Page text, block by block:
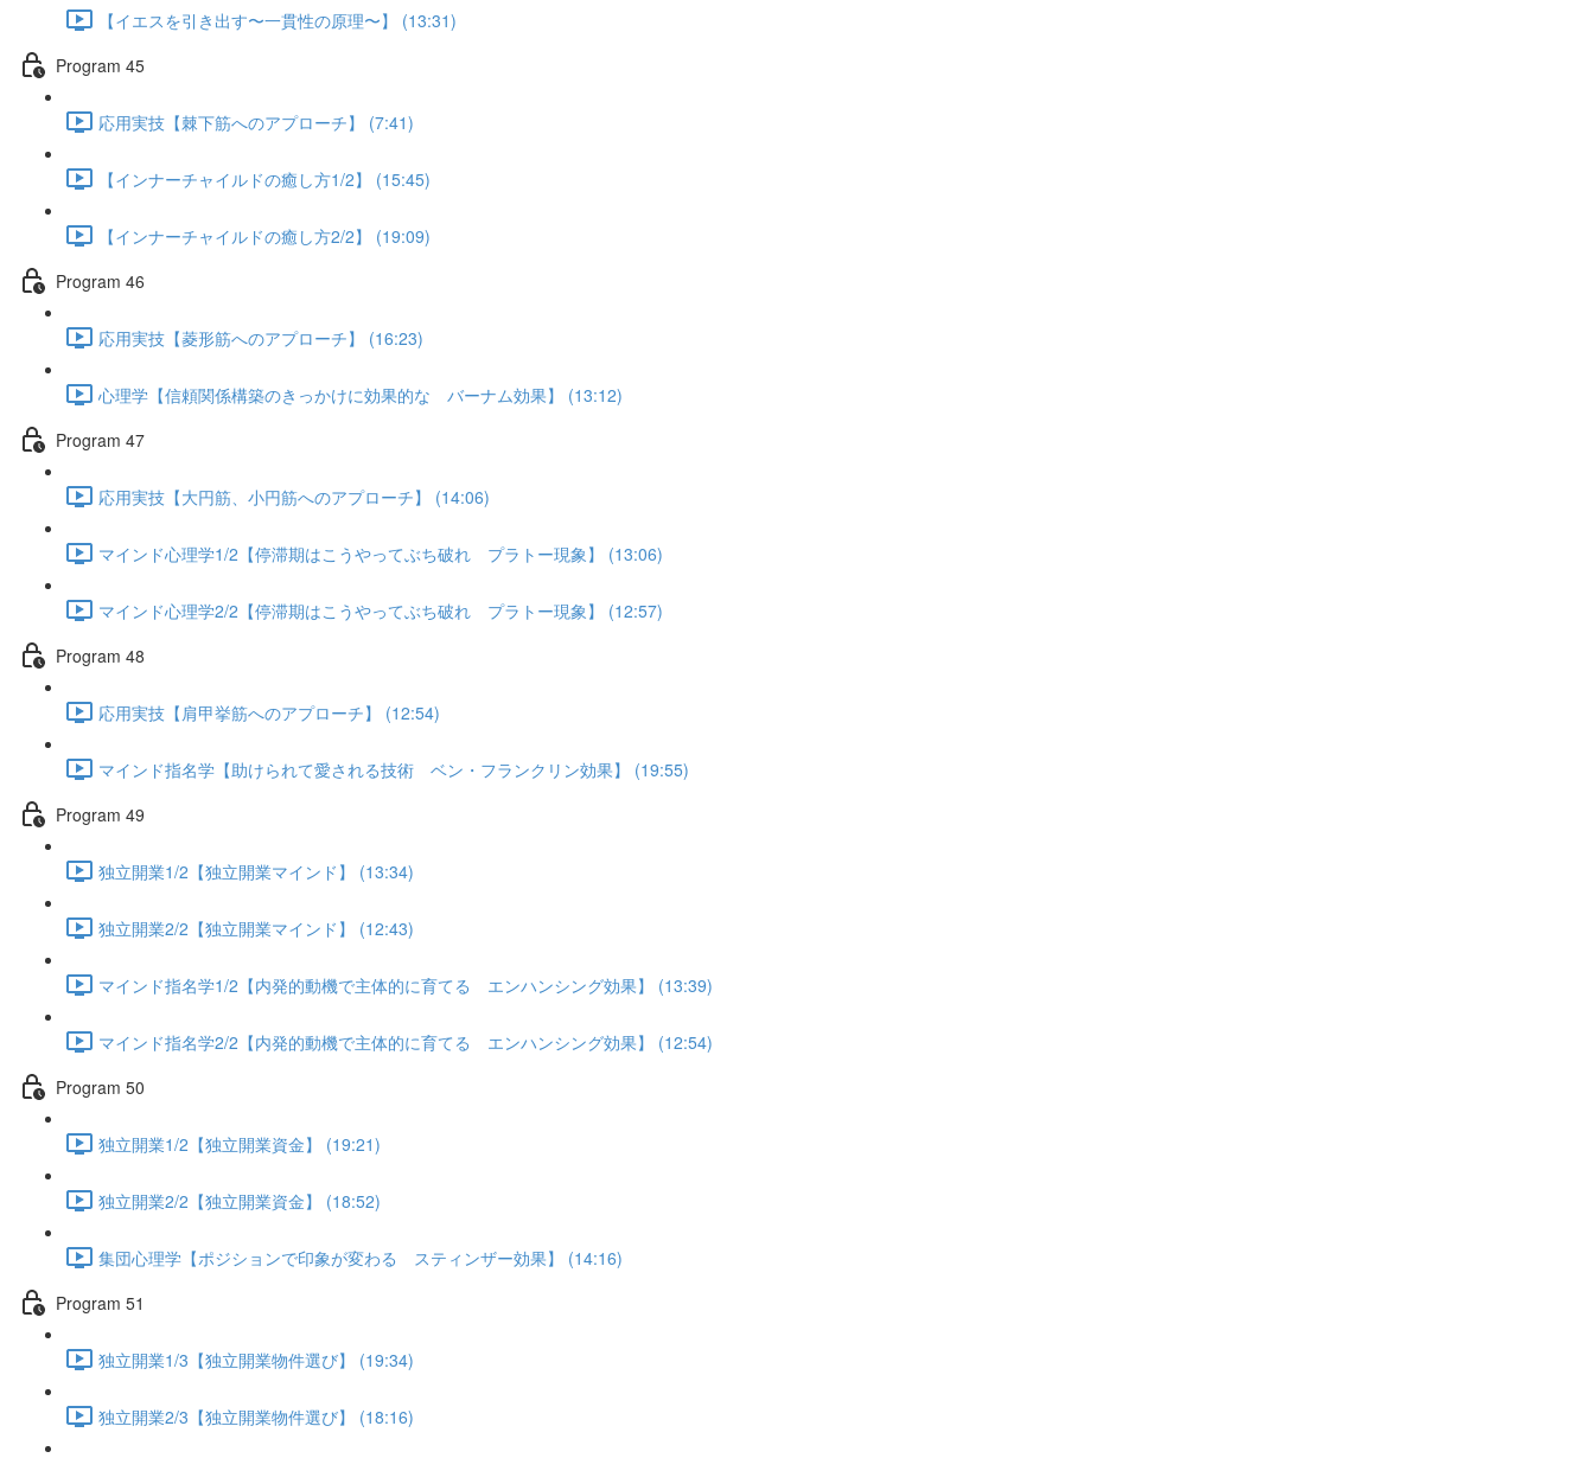
【イエスを引き出す〜一貫性の原理〜】 (13:31)
Program 45
応用実技【棘下筋へのアプローチ】 (7:41)
【インナーチャイルドの癒し方1/2】 (15:45)
【インナーチャイルドの癒し方2/2】 (19:09)
Program 46
応用実技【菱形筋へのアプローチ】 (16:23)
心理学【信頼関係構築のきっかけに効果的な バーナム効果】 (13:12)
Program 47
応用実技【大円筋、小円筋へのアプローチ】 (14:06)
マインド心理学1/2【停滞期はこうやってぶち破れ プラトー現象】 (13:06)
マインド心理学2/2【停滞期はこうやってぶち破れ プラトー現象】 (12:57)
Program 48
応用実技【肩甲挙筋へのアプローチ】 (12:54)
マインド指名学【助けられて愛される技術 ベン・フランクリン効果】 (19:55)
Program 49
独立開業1/2【独立開業マインド】 (13:34)
独立開業2/2【独立開業マインド】 (12:43)
マインド指名学1/2【内発的動機で主体的に育てる エンハンシング効果】 (13:39)
マインド指名学2/2【内発的動機で主体的に育てる エンハンシング効果】 (12:54)
Program 50
独立開業1/2【独立開業資金】 (19:21)
独立開業2/2【独立開業資金】 (18:52)
集団心理学【ポジションで印象が変わる スティンザー効果】 (14:16)
Program 51
独立開業1/3【独立開業物件選び】 (19:34)
独立開業2/3【独立開業物件選び】 (18:16)